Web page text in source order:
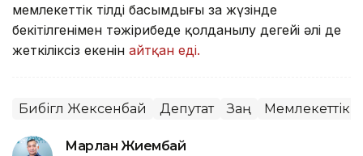
мемлекеттік тілдің басымдығы заң жүзінде
бекітілгенімен тәжірибеде қолданылу деңгейі әлі де
жеткіліксіз екенін айтқан еді.
Бибігүл Жексенбай Депутат Заң Мемлекеттік
Марлан Жиембай